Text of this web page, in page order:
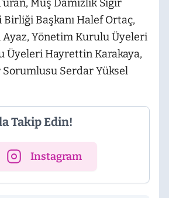
Muş Damızlık Sığır
Başkanı Halef Ortaç,
Ayaz, Yönetim Kurulu Üyeleri
Üyeleri Hayrettin Karakaya,
Serdar Yüksel
Takip Edin!
Instagram